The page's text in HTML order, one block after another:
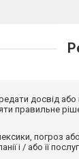
досвід
правильне
погроз
і / або її